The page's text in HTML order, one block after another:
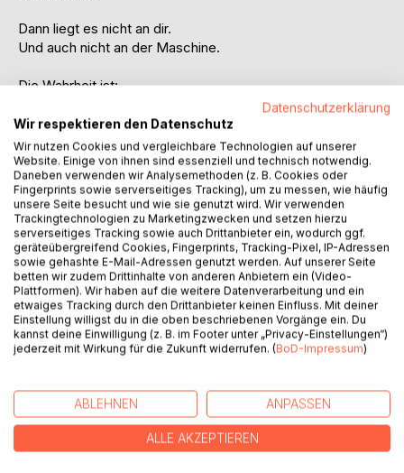
Dann liegt es nicht an dir.
Und auch nicht an der Maschine.
Die Wahrheit ist:
Die meisten Rezepte online funktionieren im Alltag einfach
nicht.
Zu ungenau. Zu kompliziert. Oder nicht auf dein Modell
abgestimmt.
Genau hier setzt dieses Buch an.
Es wurde entwickelt, um dir Sicherheit, einfache Ablaeufe
und bessere Ergebnisse zu geben - vom ersten Versuch
an.
Egal ob du Anfaenger bist oder schon experimentiert hast:
Mit diesem Buch gelingt dir cremiges Eis, das du sonst nur
Was dieses Buch besonders macht:
Ueber 120 getestete Rezepte, die wirklich funktionieren
Datenschutzerklärung
Wir respektieren den Datenschutz
Wir nutzen Cookies und vergleichbare Technologien auf unserer
Website. Einige von ihnen sind essenziell und technisch notwendig.
Daneben verwenden wir Analysemethoden (z. B. Cookies oder
Fingerprints sowie serverseitiges Tracking), um zu messen, wie häufig
unsere Seite besucht und wie sie genutzt wird. Wir verwenden
Trackingtechnologien zu Marketingzwecken und setzen hierzu
serverseitiges Tracking sowie auch Drittanbieter ein, wodurch ggf.
geräteübergreifend Cookies, Fingerprints, Tracking-Pixel, IP-Adressen
sowie gehashte E-Mail-Adressen genutzt werden. Auf unserer Seite
betten wir zudem Drittinhalte von anderen Anbietern ein (Video-
Plattformen). Wir haben auf die weitere Datenverarbeitung und ein
etwaiges Tracking durch den Drittanbieter keinen Einfluss. Mit deiner
Einstellung willigst du in die oben beschriebenen Vorgänge ein. Du
kannst deine Einwilligung (z. B. im Footer unter „Privacy-Einstellungen“)
jederzeit mit Wirkung für die Zukunft widerrufen. (BoD-Impressum)
ABLEHNEN ANPASSEN
ALLE AKZEPTIEREN